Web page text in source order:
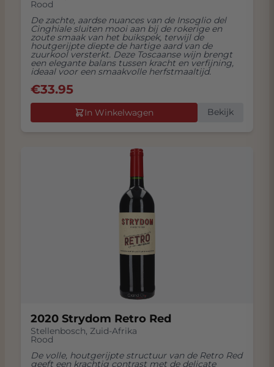
Rood
De zachte, aardse nuances van de Insoglio del
Cinghiale sluiten mooi aan bij de rokerige en
zoute smaak van het buikspek, terwijl de
houtgerijpte diepte de hartige aard van de
zuurkool versterkt. Deze Toscaanse wijn brengt
een elegante balans tussen kracht en verfijning,
ideaal voor een smaakvolle herfstmaaltijd.
€33.95
In Winkelwagen Bekijk
2020 Strydom Retro Red
Stellenbosch, Zuid-Afrika
Rood
De volle, houtgerijpte structuur van de Retro Red
geeft een krachtig contrast met de delicate